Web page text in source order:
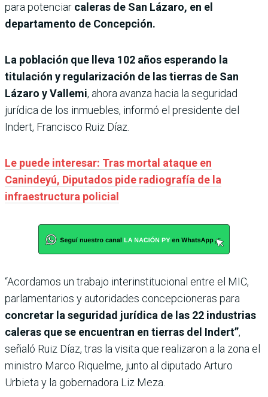
para potenciar caleras de San Lázaro, en el
departamento de Concepción.
La población que lleva 102 años esperando la
titulación y regularización de las tierras de San
Lázaro y Vallemi, ahora avanza hacia la seguridad
jurídica de los inmuebles, informó el presidente del
Indert, Francisco Ruiz Díaz.
Le puede interesar: Tras mortal ataque en
Canindeyú, Diputados pide radiografía de la
infraestructura policial
“Acordamos un trabajo interinstitucional entre el MIC,
parlamentarios y autoridades concepcioneras para
concretar la seguridad jurídica de las 22 industrias
caleras que se encuentran en tierras del Indert”,
señaló Ruiz Díaz, tras la visita que realizaron a la zona el
ministro Marco Riquelme, junto al diputado Arturo
Urbieta y la gobernadora Liz Meza.